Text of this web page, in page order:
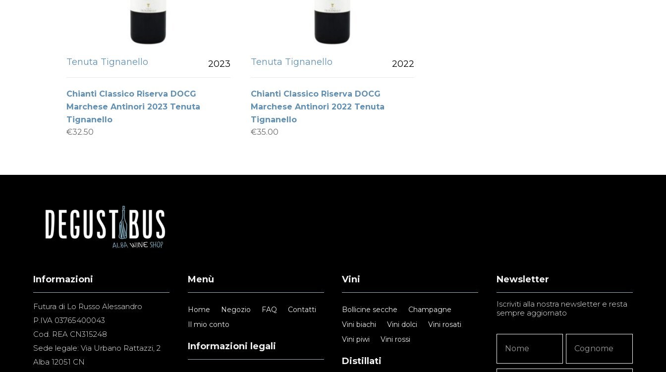
Tenuta Tignanello 2023
Chianti Classico Riserva DOCG
Marchese Antinori 2023 Tenuta
Tignanello
€32.50
Tenuta Tignanello 2022
Chianti Classico Riserva DOCG
Marchese Antinori 2022 Tenuta
Tignanello
€35.00
Informazioni
Futura di Lo Russo Alessandro
P.IVA 03765400043
Cod. REA CN315248
Sede legale: Via Urbano Rattazzi, 2
Alba 12051 CN
Menù
Home Negozio FAQ
Contatti
Il mio conto
Informazioni legali
Vini
Bollicine secche
Champagne
Vini biachi
Vini dolci
Vini rosati
Vini piwi
Vini rossi
Distillati
Newsletter
Iscriviti alla nostra newsletter e resta
sempre aggiornato
Signup
Copy